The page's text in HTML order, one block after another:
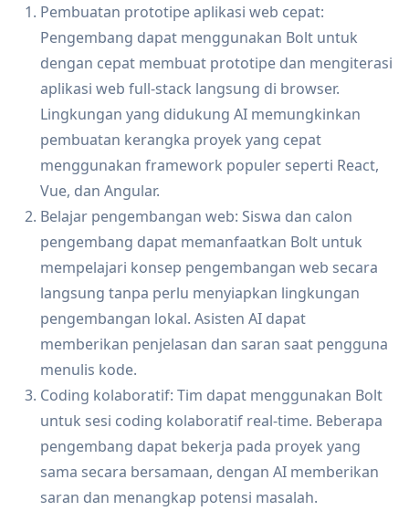
Pembuatan prototipe aplikasi web cepat:
Pengembang dapat menggunakan Bolt untuk
dengan cepat membuat prototipe dan mengiterasi
aplikasi web full-stack langsung di browser.
Lingkungan yang didukung AI memungkinkan
pembuatan kerangka proyek yang cepat
menggunakan framework populer seperti React,
Vue, dan Angular.
Belajar pengembangan web: Siswa dan calon
pengembang dapat memanfaatkan Bolt untuk
mempelajari konsep pengembangan web secara
langsung tanpa perlu menyiapkan lingkungan
pengembangan lokal. Asisten AI dapat
memberikan penjelasan dan saran saat pengguna
menulis kode.
Coding kolaboratif: Tim dapat menggunakan Bolt
untuk sesi coding kolaboratif real-time. Beberapa
pengembang dapat bekerja pada proyek yang
sama secara bersamaan, dengan AI memberikan
saran dan menangkap potensi masalah.